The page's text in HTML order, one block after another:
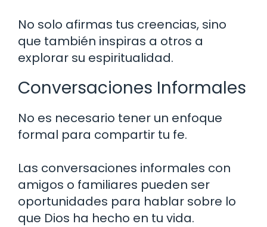
No solo afirmas tus creencias, sino
que también inspiras a otros a
explorar su espiritualidad.
Conversaciones Informales
No es necesario tener un enfoque
formal para compartir tu fe.
Las conversaciones informales con
amigos o familiares pueden ser
oportunidades para hablar sobre lo
que Dios ha hecho en tu vida.